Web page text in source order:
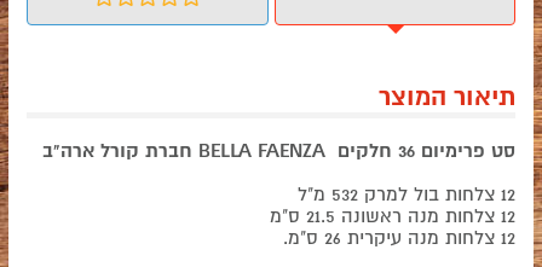
תיאור המוצר
סט פרימיום 36 חלקים BELLA FAENZA חברת קורל ארה"ב
12 צלחות בול למרק 532 מ"ל
12 צלחות מנה ראשונה 21.5 ס"מ
12 צלחות מנה עיקרית 26 ס"מ.